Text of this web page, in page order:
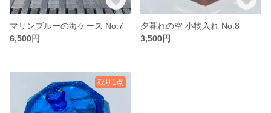
マリンブルーの海ケース No.7
6,500円
夕暮れの空 小物入れ No.8
3,500円
残り1点